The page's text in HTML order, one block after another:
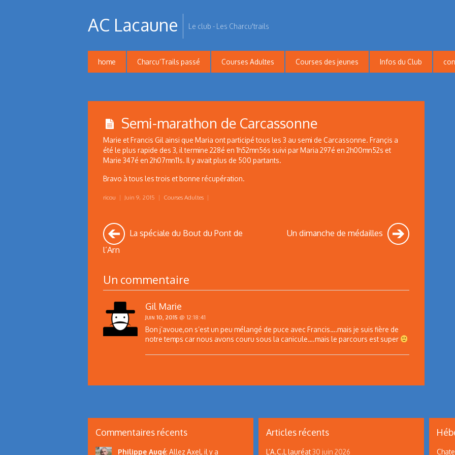
AC Lacaune Le club - Les Charcu'trails
home Charcu’Trails passé Courses Adultes Courses des jeunes Infos du Club
Semi-marathon de Carcassonne
Marie et Francis Gil ainsi que Maria ont participé tous les 3 au semi de Carcassonne. Françis a
été le plus rapide des 3, il termine 228é en 1h52mn56s suivi par Maria 297é en 2h00mn52s et
Marie 347é en 2h07mn11s. Il y avait plus de 500 partants.
Bravo à tous les trois et bonne récupération.
ricou | Juin 9, 2015 | Courses Adultes |
La spéciale du Bout du Pont de
l’Arn
Un dimanche de médailles
Un commentaire
Gil Marie
Juin 10, 2015 @ 12:18:41
Bon j’avoue,on s’est un peu mélangé de puce avec Francis….mais je suis fière de
notre temps car nous avons couru sous la canicule….mais le parcours est super
Commentaires récents
Philippe Augé: Allez Axel, il y a
Articles récents
L’A.C.L lauréat30 juin 2026